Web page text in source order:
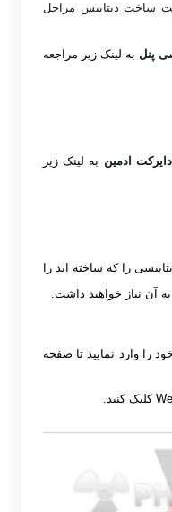
ساخت دیتابیس مراحل
پنل به لینک زیر مراجعه
دایرکت ادمین به لینک زیر
را که ساخته اید را
آن نیاز خواهید داشت.
را وارد نمایید تا صفحه
کلیک کنید.